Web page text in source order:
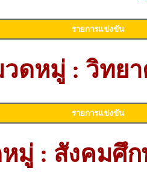
รายการแข่งขัน
ดหมู่ : วิทย
รายการแข่งขัน
มู่ : สังคมศึ